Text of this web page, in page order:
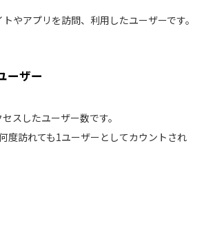
やアプリを訪問、利用したユーザーです。
ーザー
スしたユーザー数です。
度訪れても1ユーザーとしてカウントされ